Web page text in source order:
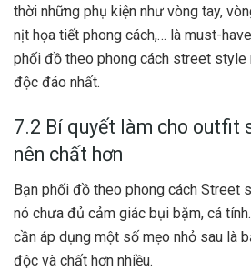
thời những phụ kiện như vòng tay,
nịt họa tiết phong cách,… là must-
phối đồ theo phong cách street style
độc đáo nhất.
7.2 Bí quyết làm cho outfit
nên chất hơn
Bạn phối đồ theo phong cách Street
nó chưa đủ cảm giác bụi bặm, cá
cần áp dụng một số mẹo nhỏ sau là
độc và chất hơn nhiều.